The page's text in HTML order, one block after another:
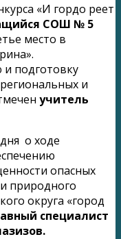
«И гордо реет
СОШ № 5
место в
подготовку
и
учитель
о ходе
опасных
природного
округа «город
специалист